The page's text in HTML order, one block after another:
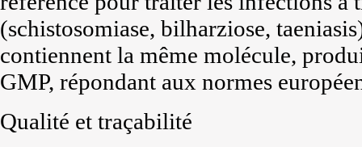
(schistosomiase, bilharziose,
contiennent la même molécule,
GMP, répondant aux normes
Qualité et traçabilité